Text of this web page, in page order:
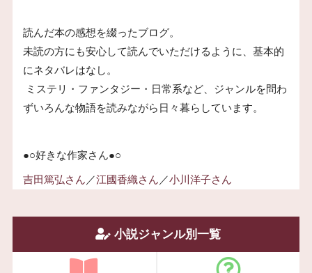
読んだ本の感想を綴ったブログ。
未読の方にも安心して読んでいただけるように、基本的
にネタバレはなし。
ミステリ・ファンタジー・日常系など、ジャンルを問わ
ずいろんな物語を読みながら日々暮らしています。
●○好きな作家さん●○
吉田篤弘さん ／江國香織さん ／小川洋子さん
小説ジャンル別一覧